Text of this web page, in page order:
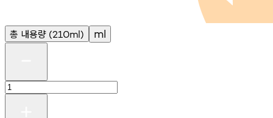
총 내용량 (210ml) ml